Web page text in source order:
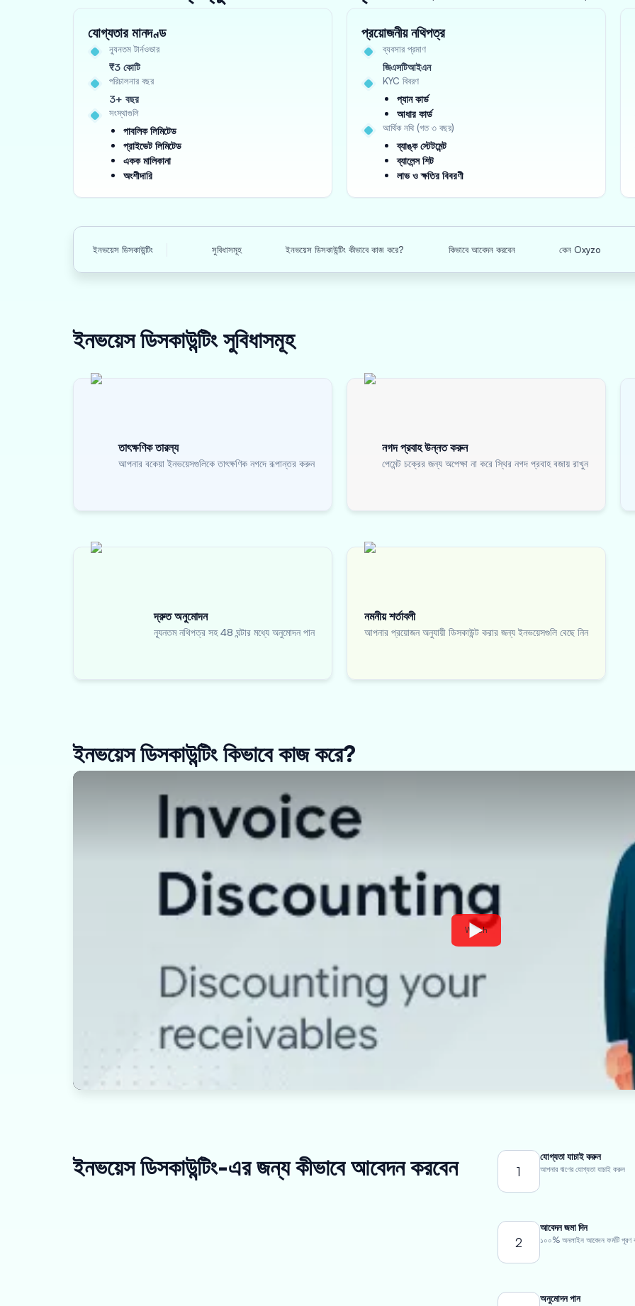
যোগ্যতার মানদণ্ড
ন্যূনতম টার্নওভার
₹3 কোটি
পরিচালনার বছর
3+ বছর
সংস্থাগুলি
পাবলিক লিমিটেড
প্রাইভেট লিমিটেড
একক মালিকানা
অংশীদারি
প্রয়োজনীয় নথিপত্র
ব্যবসার প্রমাণ
জিএসটিআইএন
KYC বিবরণ
প্যান কার্ড
আধার কার্ড
আর্থিক নথি (গত ৩ বছর)
ব্যাঙ্ক স্টেটমেন্ট
ব্যালেন্স শিট
লাভ ও ক্ষতির বিবরণী
ইনভয়েস ডিসকাউন্টিং সুবিধাসমূহ ইনভয়েস ডিসকাউন্টিং কীভাবে কাজ করে? কিভাবে আবেদন করবেন কেন Oxyzo
ইনভয়েস ডিসকাউন্টিংসুবিধাসমূহ
তাৎক্ষণিক তারল্য
আপনার বকেয়া ইনভয়েসগুলিকে তাৎক্ষণিক নগদে রূপান্তর করুন
নগদ প্রবাহ উন্নত করুন
পেমেন্ট চক্রের জন্য অপেক্ষা না করে স্থির নগদ প্রবাহ বজায় রাখুন
দ্রুত অনুমোদন
ন্যূনতম নথিপত্র সহ 48 ঘন্টার মধ্যে অনুমোদন পান
নমনীয় শর্তাবলী
আপনার প্রয়োজন অনুযায়ী ডিসকাউন্ট করার জন্য ইনভয়েসগুলি বেছে নিন
ইনভয়েস ডিসকাউন্টিং কিভাবে কাজ করে?
Watch
ইনভয়েস ডিসকাউন্টিং-এর জন্য কীভাবে আবেদন করবেন 1
যোগ্যতা যাচাই করুন
আপনার ঋণের যোগ্যতা যাচাই করুন
2
আবেদন জমা দিন
১০০% অনলাইন আবেদন ফর্মটি পূরণ
অনুমোদন পান